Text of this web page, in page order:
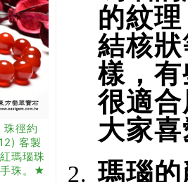
珠徑約
客製
瑪瑙珠
珠。★
的紋
結核
樣，
很適
大家
瑪瑙